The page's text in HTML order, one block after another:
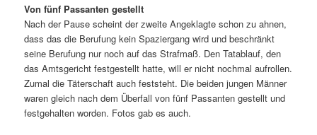
Von fünf Passanten gestellt
Nach der Pause scheint der zweite Angeklagte schon zu ahnen,
dass das die Berufung kein Spaziergang wird und beschränkt
seine Berufung nur noch auf das Strafmaß. Den Tatablauf, den
das Amtsgericht festgestellt hatte, will er nicht nochmal aufrollen.
Zumal die Täterschaft auch feststeht. Die beiden jungen Männer
waren gleich nach dem Überfall von fünf Passanten gestellt und
festgehalten worden. Fotos gab es auch.